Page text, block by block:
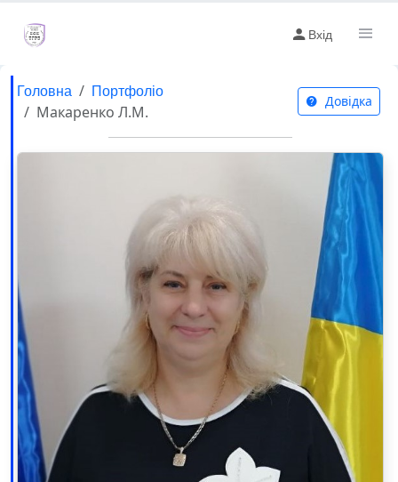
Вхід
Головна Портфоліо
Макаренко Л.М.
Довідка